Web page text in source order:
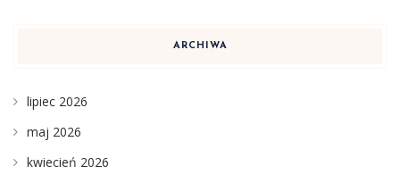
ARCHIWA
lipiec 2026
maj 2026
kwiecień 2026